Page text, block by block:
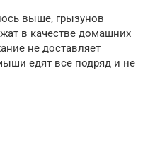
выше, грызунов
в качестве домашних
не доставляет
едят все подряд и не